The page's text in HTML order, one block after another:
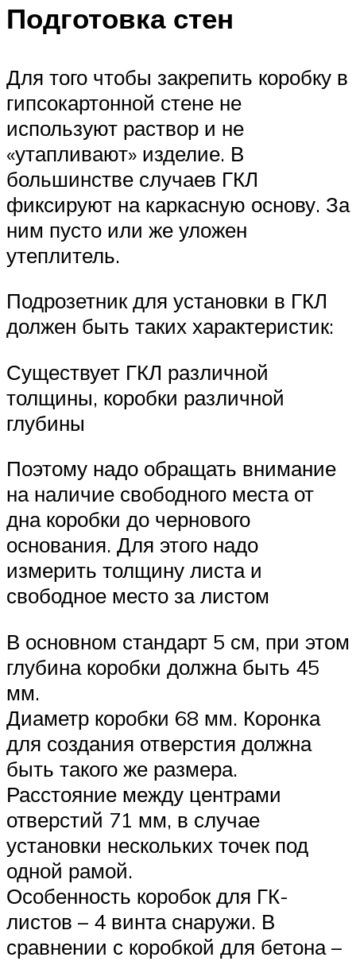
Подготовка стен
Для того чтобы закрепить коробку в
гипсокартонной стене не
используют раствор и не
«утапливают» изделие. В
большинстве случаев ГКЛ
фиксируют на каркасную основу. За
ним пусто или же уложен
утеплитель.
Подрозетник для установки в ГКЛ
должен быть таких характеристик:
Существует ГКЛ различной
толщины, коробки различной
глубины
Поэтому надо обращать внимание
на наличие свободного места от
дна коробки до чернового
основания. Для этого надо
измерить толщину листа и
свободное место за листом
В основном стандарт 5 см, при этом
глубина коробки должна быть 45
мм.
Диаметр коробки 68 мм. Коронка
для создания отверстия должна
быть такого же размера.
Расстояние между центрами
отверстий 71 мм, в случае
установки нескольких точек под
одной рамой.
Особенность коробок для ГК-
листов – 4 винта снаружи. В
сравнении с коробкой для бетона –